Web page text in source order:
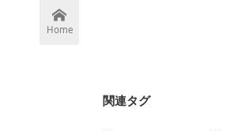
Home
関連タグ